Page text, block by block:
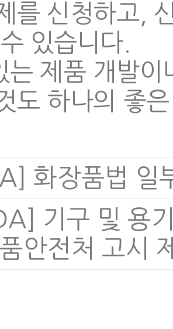
를 신청하고,
있습니다.
는 제품 개발
도 하나의 좋
화장품법
기구 및 용
안전처 고시